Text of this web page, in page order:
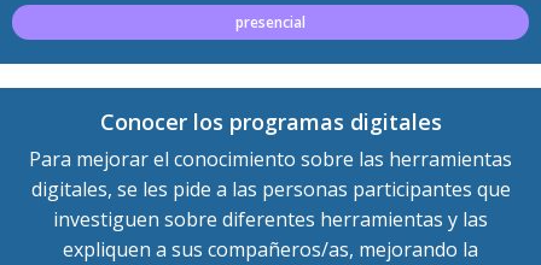
presencial
Conocer los programas digitales
Para mejorar el conocimiento sobre las herramientas
digitales, se les pide a las personas participantes que
investiguen sobre diferentes herramientas y las
expliquen a sus compañeros/as, mejorando la